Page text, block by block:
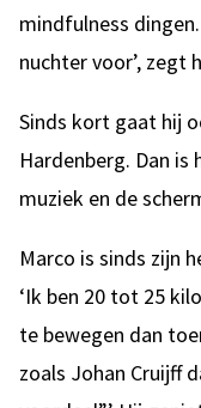
mindfulness
nuchter voor’, zegt
Sinds kort gaat hij
Hardenberg. Dan is
muziek en de
Marco is sinds zijn
‘Ik ben 20 tot 25
te bewegen dan
zoals Johan Cruijff